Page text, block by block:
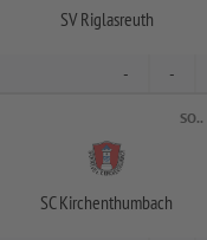
SV Riglasreuth
- -
SO..
SC Kirchenthumbach